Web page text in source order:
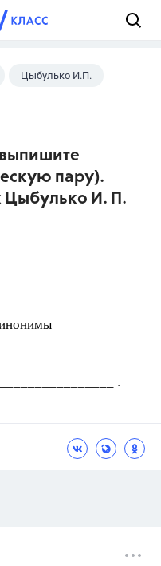
Цыбулько И.П.
пару).
Цыбулько И. П.
.